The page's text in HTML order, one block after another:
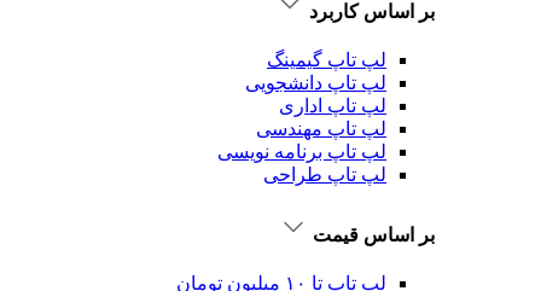
بر اساس کاربرد
لپ تاپ گیمینگ
لپ تاپ دانشجویی
لپ تاپ اداری
لپ تاپ مهندسی
لپ تاپ برنامه نویسی
لپ تاپ طراحی
بر اساس قیمت
لپ تاپ تا ۱۰ میلیون تومان